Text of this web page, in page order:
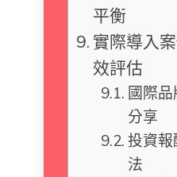
平衡
實際導入
效評估
國際
分享
投資報
法